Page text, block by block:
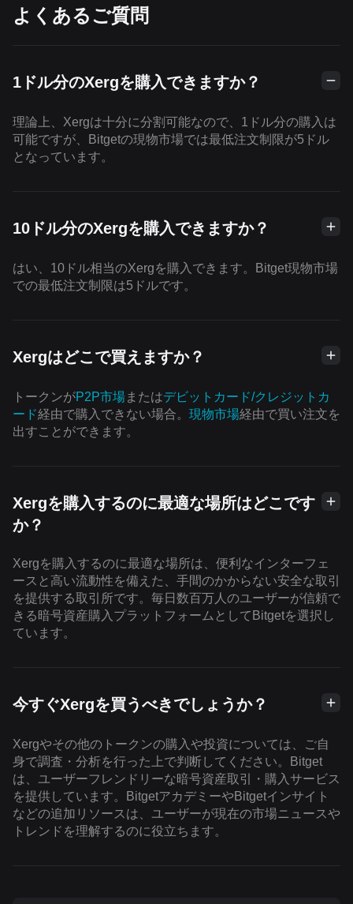
よくあるご質問
1ドル分のXergを購入できますか？
理論上、Xergは十分に分割可能なので、1ドル分の購入は
可能ですが、Bitgetの現物市場では最低注文制限が5ドル
となっています。
10ドル分のXergを購入できますか？
はい、10ドル相当のXergを購入できます。Bitget現物市場
での最低注文制限は5ドルです。
Xergはどこで買えますか？
トークンがP2P市場またはデビットカード/クレジットカ
ード経由で購入できない場合。 現物市場経由で買い注文を
出すことができます。
Xergを購入するのに最適な場所はどこです
か？
Xergを購入するのに最適な場所は、便利なインターフェ
ースと高い流動性を備えた、手間のかからない安全な取引
を提供する取引所です。毎日数百万人のユーザーが信頼で
きる暗号資産購入プラットフォームとしてBitgetを選択し
ています。
今すぐXergを買うべきでしょうか？
Xergやその他のトークンの購入や投資については、ご自
身で調査・分析を行った上で判断してください。Bitget
は、ユーザーフレンドリーな暗号資産取引・購入サービス
を提供しています。BitgetアカデミーやBitgetインサイト
などの追加リソースは、ユーザーが現在の市場ニュースや
トレンドを理解するのに役立ちます。